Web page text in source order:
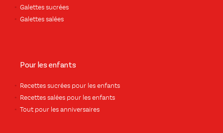
Galettes sucrées
Galettes salées
Pour les enfants
Recettes sucrées pour les enfants
Recettes salées pour les enfants
Tout pour les anniversaires